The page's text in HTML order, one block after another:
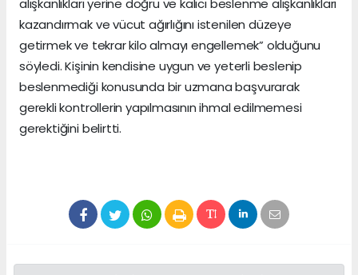
kazandırmak ve vücut ağırlığını istenilen düzeye
getirmek ve tekrar kilo almayı engellemek” olduğunu
söyledi. Kişinin kendisine uygun ve yeterli beslenip
beslenmediği konusunda bir uzmana başvurarak
gerekli kontrollerin yapılmasının ihmal edilmemesi
gerektiğini belirtti.